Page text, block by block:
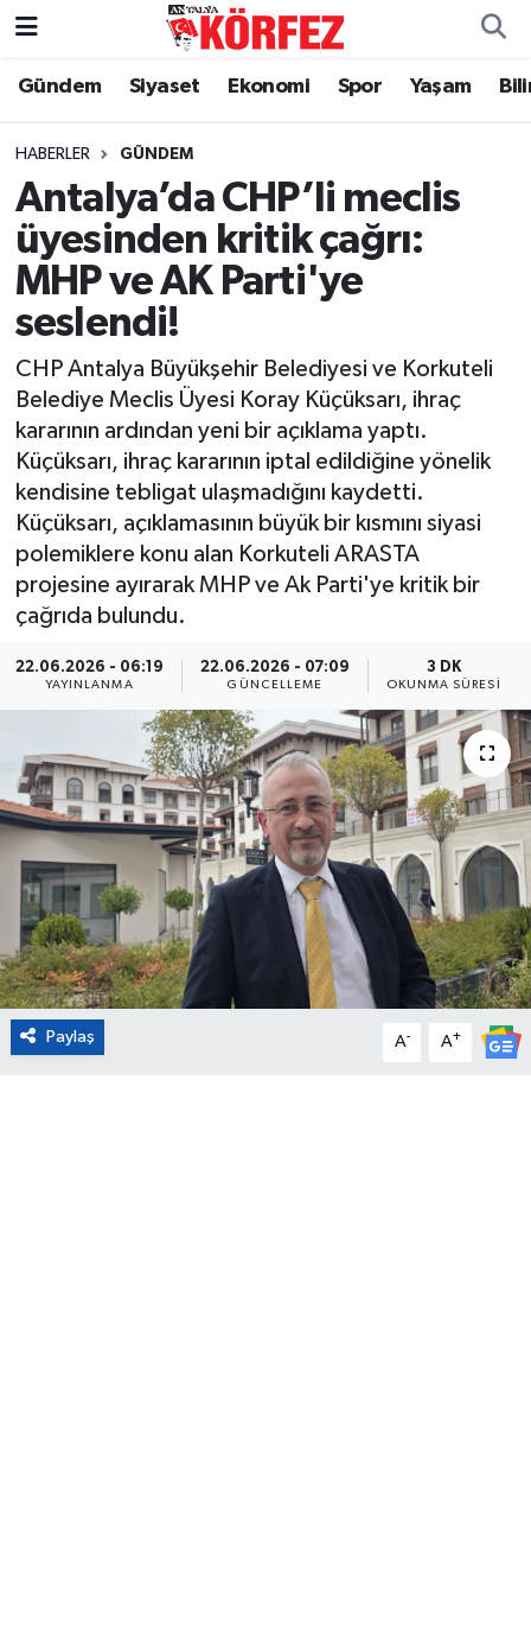
Gündem Siyaset Ekonomi Spor Yaşam
HABERLER GÜNDEM
Antalya’da CHP’li meclis
üyesinden kritik çağrı:
MHP ve AK Parti'ye
seslendi!
CHP Antalya Büyükşehir Belediyesi ve Korkuteli
Belediye Meclis Üyesi Koray Küçüksarı, ihraç
kararının ardından yeni bir açıklama yaptı.
Küçüksarı, ihraç kararının iptal edildiğine yönelik
kendisine tebligat ulaşmadığını kaydetti.
Küçüksarı, açıklamasının büyük bir kısmını siyasi
polemiklere konu alan Korkuteli ARASTA
projesine ayırarak MHP ve Ak Parti'ye kritik bir
çağrıda bulundu.
22.06.2026 - 06:19
YAYINLANMA
22.06.2026 - 07:09
GÜNCELLEME
3 DK
OKUNMA SÜRESI
Paylaş A- A+
Gündem
Siyaset
Yerel Yönetim
Ekonomi
Spor
Yaşam
Asayiş
Dünya
Eğitim
Magazin
Turizm
Çevre
Kültür ve Sanat
Sivil Toplum
Tarım
Bilim ve Teknoloji
Nöbetçi Eczaneler
Hava Durumu
Trafik Durumu
Süper Lig Puan Durumu ve Fikstür
Tüm Manşetler
Son Dakika Haberleri
Haber Arşivi